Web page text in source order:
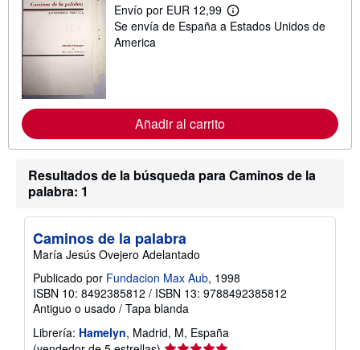
Envío por EUR 12,99
M
á
m
i
n
s
r
t
a
Se envía de España a Estados Unidos de
America
Añadir al carrito
Resultados de la búsqueda para Caminos de la
palabra: 1
Caminos de la palabra
María Jesús Ovejero Adelantado
Publicado por Fundacion Max Aub, 1998
ISBN 10: 8492385812 / ISBN 13: 9788492385812
Antiguo o usado / Tapa blanda
Librería: Hamelyn, Madrid, M, España